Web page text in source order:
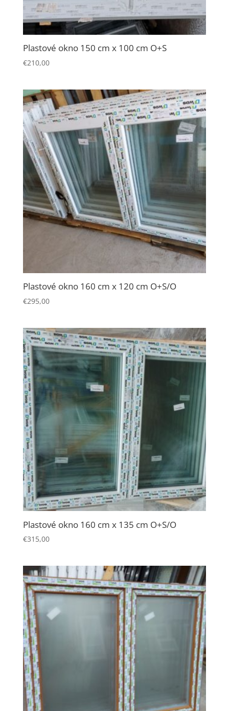
Plastové okno 150 cm x 100 cm O+S
€210,00
Plastové okno 160 cm x 120 cm O+S/O
€295,00
Plastové okno 160 cm x 135 cm O+S/O
€315,00